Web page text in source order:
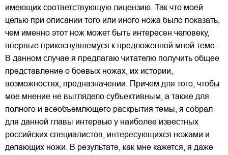
имеющих соответствующую лицензию. Так что моей
целью при описании того или иного ножа было показать,
чем именно этот нож может быть интересен человеку,
впервые прикоснувшемуся к предложенной мной теме.
В данном случае я предлагаю читателю получить общее
представление о боевых ножах, их истории,
возможностях, предназначении. Причем для того, чтобы
мое мнение не выглядело субъективным, а также для
полного и всеобъемлющего раскрытия темы, я собрал
для данной главы интервью у наиболее известных
российских специалистов, интересующихся ножами и
делающих ножи. В результате, как мне кажется, я даже